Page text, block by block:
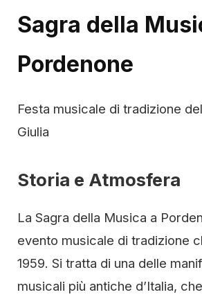
Sagra della
Pordenone
Festa musicale di tradizione
Giulia
Storia e Atmosfera
La Sagra della Musica a
evento musicale di tradizione
1959. Si tratta di una delle
musicali più antiche d’Italia,